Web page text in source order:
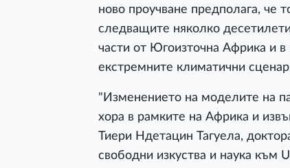
ново проучване предполага, че
следващите няколко
части от Югоизточна Африка и
екстремните климатични
"Изменението на моделите на
хора в рамките на Африка и
Тиери Ндетацин Тагуела,
свободни изкуства и наука към